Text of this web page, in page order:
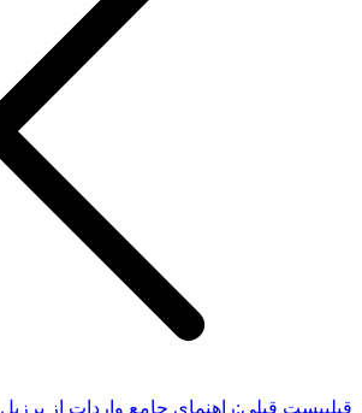
قبلیپست قبلی:راهنمای جامع واردات از برزیل